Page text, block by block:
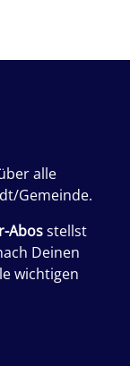
alle
Gemeinde.
Abosstellst
Deinen
wichtigen